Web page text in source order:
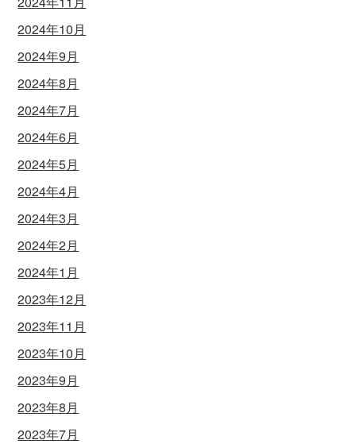
2024年10月
2024年9月
2024年8月
2024年7月
2024年6月
2024年5月
2024年4月
2024年3月
2024年2月
2024年1月
2023年12月
2023年11月
2023年10月
2023年9月
2023年8月
2023年7月